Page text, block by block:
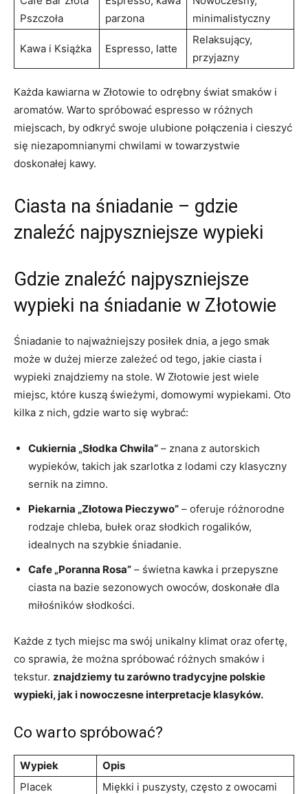
Pszczoła
parzona
minimalistyczny
Kawa i Książka Espresso, latte
Relaksujący,
przyjazny
Każda kawiarna w Złotowie to odrębny świat smaków i
aromatów. Warto spróbować espresso w różnych
miejscach, by odkryć swoje ulubione połączenia i cieszyć
się niezapomnianymi chwilami w towarzystwie
doskonałej kawy.
Ciasta na śniadanie – gdzie
znaleźć najpyszniejsze wypieki
Gdzie znaleźć najpyszniejsze
wypieki na śniadanie w Złotowie
Śniadanie to najważniejszy posiłek dnia, a jego smak
może w dużej mierze zależeć od tego, jakie ciasta i
wypieki znajdziemy na stole. W Złotowie jest wiele
miejsc, które kuszą świeżymi, domowymi wypiekami. Oto
kilka z nich, gdzie warto się wybrać:
Cukiernia „Słodka Chwila” – znana z autorskich
wypieków, takich jak szarlotka z lodami czy klasyczny
sernik na zimno.
Piekarnia „Złotowa Pieczywo” – oferuje różnorodne
rodzaje chleba, bułek oraz słodkich rogalików,
idealnych na szybkie śniadanie.
Cafe „Poranna Rosa” – świetna kawka i przepyszne
ciasta na bazie sezonowych owoców, doskonałe dla
miłośników słodkości.
Każde z tych miejsc ma swój unikalny klimat oraz ofertę,
co sprawia, że można spróbować różnych smaków i
tekstur. znajdziemy tu zarówno tradycyjne polskie
wypieki, jak i nowoczesne interpretacje klasyków.
Co warto spróbować?
Wypiek
Opis
Placek
Miękki i puszysty, często z owocami